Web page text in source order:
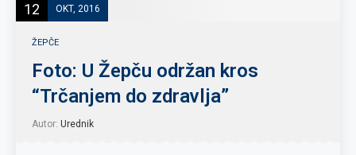
12 OKT, 2016
ŽEPČE
Foto: U Žepču održan kros
“Trčanjem do zdravlja”
Autor: Urednik